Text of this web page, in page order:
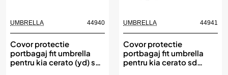
UMBRELLA 44940
Covor protectie
portbagaj fit umbrella
pentru kia cerato (yd) sd
UMBRELLA 44941
Covor protectie
portbagaj fit umbrella
pentru kia cerato sd